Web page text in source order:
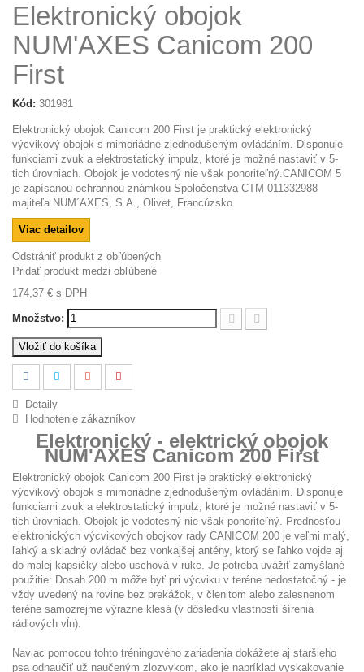
Elektronický obojok
NUM'AXES Canicom 200
First
Kód: 301981
Elektronický obojok Canicom 200 First je praktický elektronický
výcvikový obojok s mimoriádne zjednodušeným ovládáním. Disponuje
funkciami zvuk a elektrostatický impulz, ktoré je možné nastaviť v 5-
tich úrovniach. Obojok je vodotesný nie však ponoriteľný.CANICOM 5
je zapísanou ochrannou známkou Spoločenstva CTM 011332988
majiteľa NUM´AXES, S.A., Olivet, Francúzsko
Viac detailov
Odstrániť produkt z obľúbených
Pridať produkt medzi obľúbené
174,37 € s DPH
Množstvo:
Vložiť do košíka
Detaily
Hodnotenie zákazníkov
Elektronický - elektrický obojok
NUM'AXES Canicom 200 First
Elektronický obojok Canicom 200 First je praktický elektronický
výcvikový obojok s mimoriádne zjednodušeným ovládáním. Disponuje
funkciami zvuk a elektrostatický impulz, ktoré je možné nastaviť v 5-
tich úrovniach. Obojok je vodotesný nie však ponoriteľný. Prednosťou
elektronických výcvikových obojkov rady CANICOM 200 je veľmi malý,
ľahký a skladný ovládač bez vonkajšej antény, ktorý se ľahko vojde aj
do malej kapsičky alebo uschová v ruke. Je potreba uvážiť zamyšlané
použitie: Dosah 200 m môže byť pri výcviku v teréne nedostatočný - je
vždy uvedený na rovine bez prekážok, v členitom alebo zalesnenom
teréne samozrejme výrazne klesá (v dôsledku vlastností šírenia
rádiových vĺn).
Naviac pomocou tohto tréningového zariadenia dokážete aj staršieho
psa odnaučiť už naučeným zlozvykom, ako je napríklad vyskakovanie